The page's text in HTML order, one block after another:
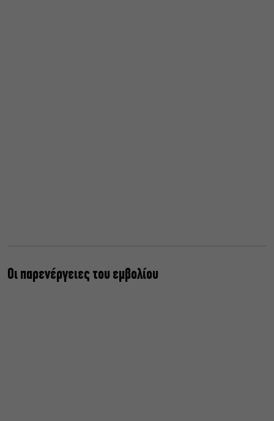
Οι παρενέργειες του εμβολίου